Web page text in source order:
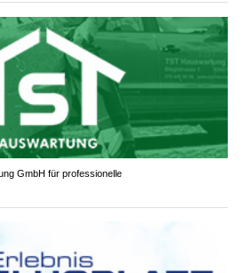
GmbH für professionelle